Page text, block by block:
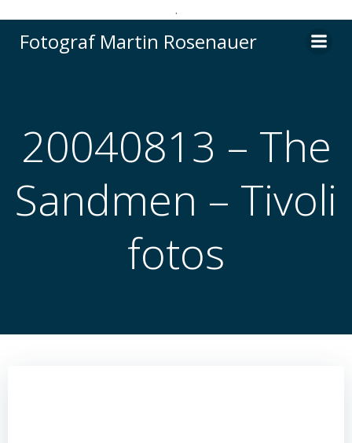
.
til
Fotograf Martin Rosenauer
20040813 – The
Sandmen – Tivoli
fotos